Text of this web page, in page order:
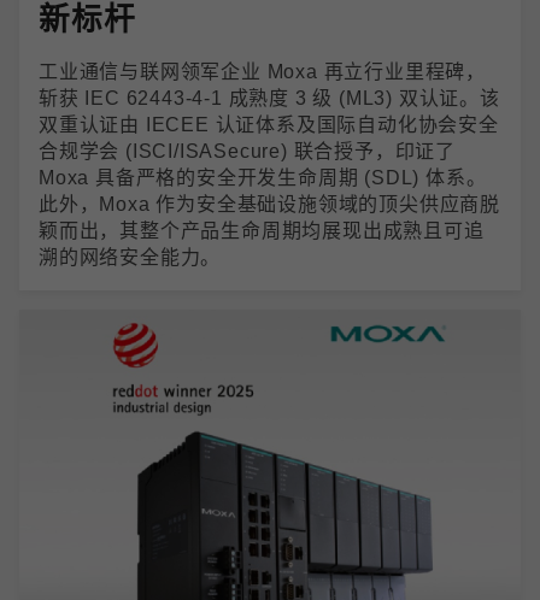
新标杆
工业通信与联网领军企业 Moxa 再立行业里程碑，
斩获 IEC 62443-4-1 成熟度 3 级 (ML3) 双认证。该
双重认证由 IECEE 认证体系及国际自动化协会安全
合规学会 (ISCI/ISASecure) 联合授予，印证了
Moxa 具备严格的安全开发生命周期 (SDL) 体系。
此外，Moxa 作为安全基础设施领域的顶尖供应商脱
颖而出，其整个产品生命周期均展现出成熟且可追
溯的网络安全能力。